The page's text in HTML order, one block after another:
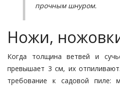
прочным шнуром.
Ножи,
Когда толщина ветвей и
превышает 3 см, их
требование к садовой пиле: